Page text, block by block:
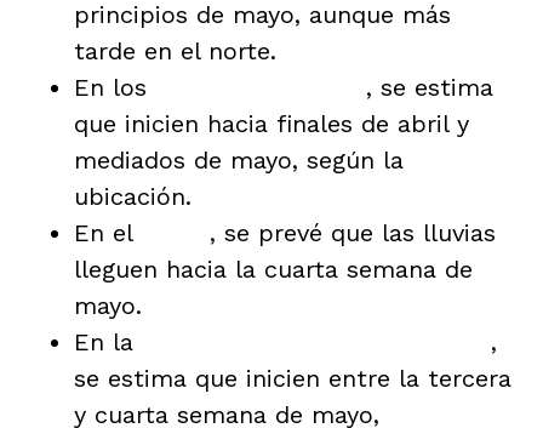
principios de mayo, aunque más
tarde en el norte.
En los
, se estima
que inicien hacia finales de abril y
mediados de mayo, según la
ubicación.
En el
, se prevé que las lluvias
lleguen hacia la cuarta semana de
mayo.
En la
,
se estima que inicien entre la tercera
y cuarta semana de mayo,